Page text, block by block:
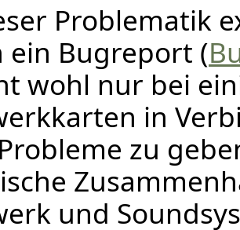
Problematik
ein Bugreport (
wohl nur bei
in
zu
und